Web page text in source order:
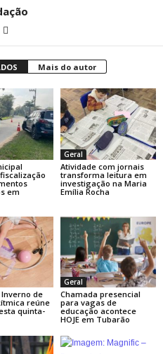
Mais do autor
em
Geral
Atividade com jornais
transforma leitura em
investigação na Maria
Emília Rocha
de
reúne
quinta-
Geral
Chamada presencial
para vagas de
educação acontece
HOJE em Tubarão